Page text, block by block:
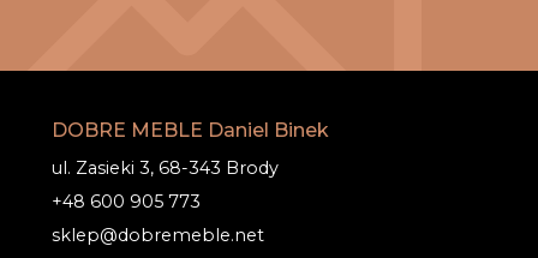
DOBRE MEBLE Daniel Binek
ul. Zasieki 3, 68-343 Brody
+48 600 905 773
sklep@dobremeble.net